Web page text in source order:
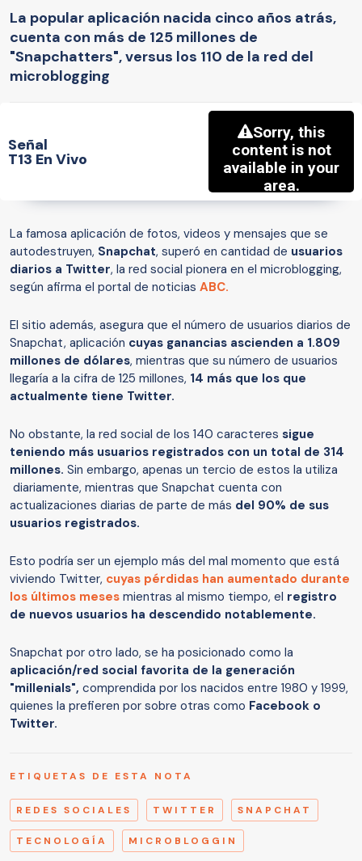
La popular aplicación nacida cinco años atrás,
cuenta con más de 125 millones de
"Snapchatters", versus los 110 de la red del
microblogging
Señal
T13 En Vivo
La famosa aplicación de fotos, videos y mensajes que se
autodestruyen, Snapchat, superó en cantidad de usuarios
diarios a Twitter, la red social pionera en el microblogging,
según afirma el portal de noticias ABC.
El sitio además, asegura que el número de usuarios diarios de
Snapchat, aplicación cuyas ganancias ascienden a 1.809
millones de dólares, mientras que su número de usuarios
llegaría a la cifra de 125 millones, 14 más que los que
actualmente tiene Twitter.
No obstante, la red social de los 140 caracteres sigue
teniendo más usuarios registrados con un total de 314
millones. Sin embargo, apenas un tercio de estos la utiliza
diariamente, mientras que Snapchat cuenta con
actualizaciones diarias de parte de más del 90% de sus
usuarios registrados.
Esto podría ser un ejemplo más del mal momento que está
viviendo Twitter, cuyas pérdidas han aumentado durante
los últimos meses mientras al mismo tiempo, el registro
de nuevos usuarios ha descendido notablemente.
Snapchat por otro lado, se ha posicionado como la
aplicación/red social favorita de la generación
"millenials", comprendida por los nacidos entre 1980 y 1999,
quienes la prefieren por sobre otras como Facebook o
Twitter.
ETIQUETAS DE ESTA NOTA
REDES SOCIALES TWITTER SNAPCHAT
TECNOLOGÍA MICROBLOGGIN